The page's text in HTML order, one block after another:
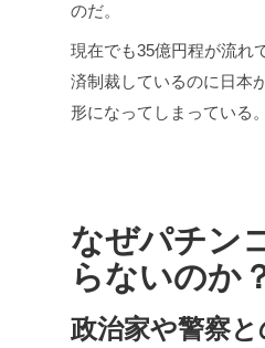
のだ。
現在でも35億円程が流れ
済制裁しているのに日本
形になってしまっている。
なぜパチン
らないのか
政治家や警察